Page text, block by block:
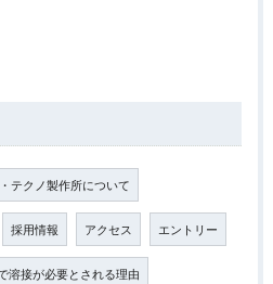
テクノ製作所について
採用情報 アクセス エントリー
溶接が必要とされる理由